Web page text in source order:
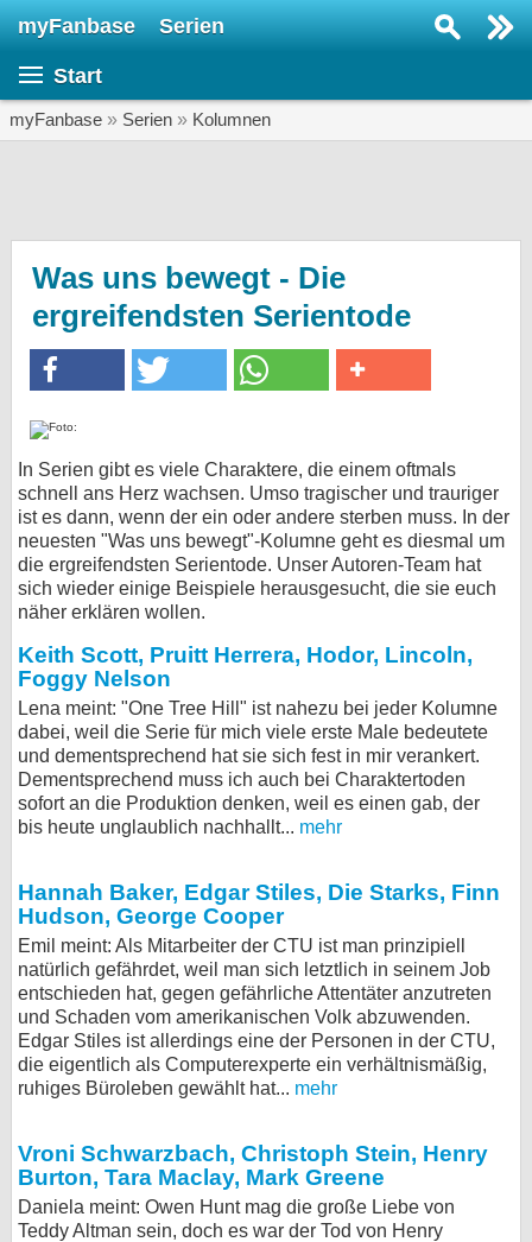
myFanbase Serien
Start
myFanbase » Serien » Kolumnen
Was uns bewegt - Die
ergreifendsten Serientode
In Serien gibt es viele Charaktere, die einem oftmals
schnell ans Herz wachsen. Umso tragischer und trauriger
ist es dann, wenn der ein oder andere sterben muss. In der
neuesten "Was uns bewegt"-Kolumne geht es diesmal um
die ergreifendsten Serientode. Unser Autoren-Team hat
sich wieder einige Beispiele herausgesucht, die sie euch
näher erklären wollen.
Keith Scott, Pruitt Herrera, Hodor, Lincoln,
Foggy Nelson
Lena meint: "One Tree Hill" ist nahezu bei jeder Kolumne
dabei, weil die Serie für mich viele erste Male bedeutete
und dementsprechend hat sie sich fest in mir verankert.
Dementsprechend muss ich auch bei Charaktertoden
sofort an die Produktion denken, weil es einen gab, der
bis heute unglaublich nachhallt... mehr
Hannah Baker, Edgar Stiles, Die Starks, Finn
Hudson, George Cooper
Emil meint: Als Mitarbeiter der CTU ist man prinzipiell
natürlich gefährdet, weil man sich letztlich in seinem Job
entschieden hat, gegen gefährliche Attentäter anzutreten
und Schaden vom amerikanischen Volk abzuwenden.
Edgar Stiles ist allerdings eine der Personen in der CTU,
die eigentlich als Computerexperte ein verhältnismäßig,
ruhiges Büroleben gewählt hat... mehr
Vroni Schwarzbach, Christoph Stein, Henry
Burton, Tara Maclay, Mark Greene
Daniela meint: Owen Hunt mag die große Liebe von
Teddy Altman sein, doch es war der Tod von Henry
SERIEN
Veranstaltungen
Specials
Gewinnspiele
Forum
bei X
Nutzungsbedingungen
Datenschutz
Impressum
Desktop-Ansicht
myFanbase